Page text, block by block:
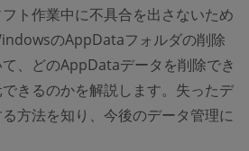
ト作業中に不具合を出さないため
のAppDataフォルダの削除
、どのAppDataデータを削除でき
きるのかを解説します。失ったデ
方法を知り、今後のデータ管理に